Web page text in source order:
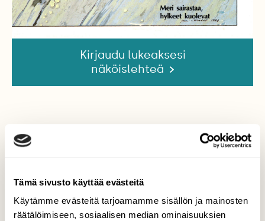
Tämä sivusto käyttää evästeitä
Käytämme evästeitä tarjoamamme sisällön ja mainosten
räätälöimiseen, sosiaalisen median ominaisuuksien
Kirjaudu lukeaksesi
näköislehteä
Irtonumero vain 9,50 €! (norm. 12,90 €)